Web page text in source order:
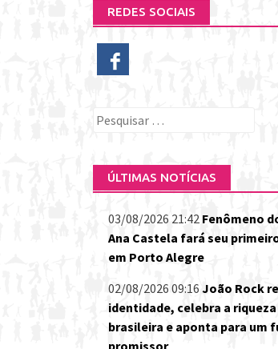
REDES SOCIAIS
Pesquisar
ÚLTIMAS NOTÍCIAS
03/08/2026 21:42 Fenômeno
Ana Castela fará seu
em Porto Alegre
02/08/2026 09:16 João Rock
identidade, celebra a
brasileira e aponta para um
promissor